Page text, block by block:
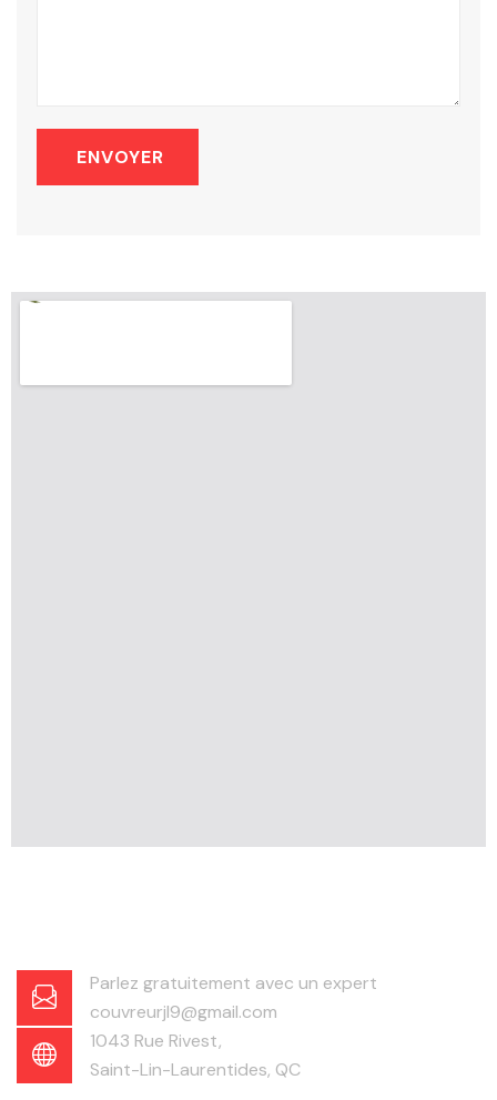
Parlez gratuitement avec un expert
couvreurjl9@gmail.com
1043 Rue Rivest,
Saint-Lin-Laurentides, QC